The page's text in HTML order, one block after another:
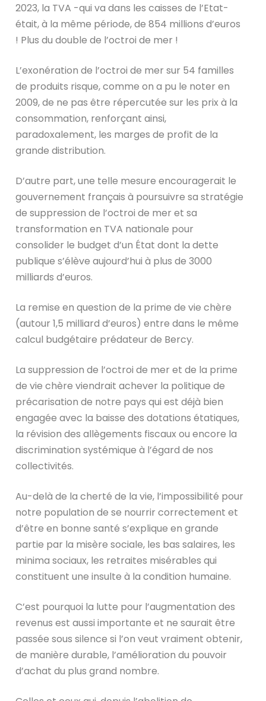
2023, la TVA -qui va dans les caisses de l’Etat-
était, à la même période, de 854 millions d’euros
! Plus du double de l’octroi de mer !
L’exonération de l’octroi de mer sur 54 familles
de produits risque, comme on a pu le noter en
2009, de ne pas être répercutée sur les prix à la
consommation, renforçant ainsi,
paradoxalement, les marges de profit de la
grande distribution.
D’autre part, une telle mesure encouragerait le
gouvernement français à poursuivre sa stratégie
de suppression de l’octroi de mer et sa
transformation en TVA nationale pour
consolider le budget d’un État dont la dette
publique s’élève aujourd’hui à plus de 3000
milliards d’euros.
La remise en question de la prime de vie chère
(autour 1,5 milliard d’euros) entre dans le même
calcul budgétaire prédateur de Bercy.
La suppression de l’octroi de mer et de la prime
de vie chère viendrait achever la politique de
précarisation de notre pays qui est déjà bien
engagée avec la baisse des dotations étatiques,
la révision des allègements fiscaux ou encore la
discrimination systémique à l’égard de nos
collectivités.
Au-delà de la cherté de la vie, l’impossibilité pour
notre population de se nourrir correctement et
d’être en bonne santé s’explique en grande
partie par la misère sociale, les bas salaires, les
minima sociaux, les retraites misérables qui
constituent une insulte à la condition humaine.
C’est pourquoi la lutte pour l’augmentation des
revenus est aussi importante et ne saurait être
passée sous silence si l’on veut vraiment obtenir,
de manière durable, l’amélioration du pouvoir
d’achat du plus grand nombre.